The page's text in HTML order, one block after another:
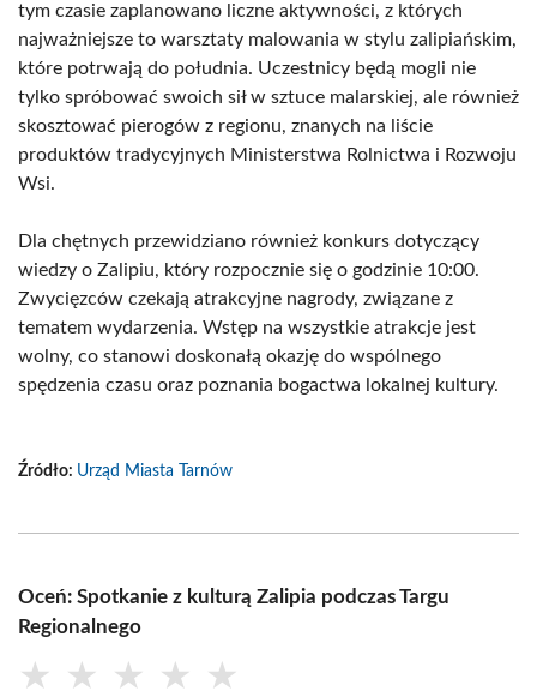
tym czasie zaplanowano liczne aktywności, z których
najważniejsze to warsztaty malowania w stylu zalipiańskim,
które potrwają do południa. Uczestnicy będą mogli nie
tylko spróbować swoich sił w sztuce malarskiej, ale również
skosztować pierogów z regionu, znanych na liście
produktów tradycyjnych Ministerstwa Rolnictwa i Rozwoju
Wsi.
Dla chętnych przewidziano również konkurs dotyczący
wiedzy o Zalipiu, który rozpocznie się o godzinie 10:00.
Zwycięzców czekają atrakcyjne nagrody, związane z
tematem wydarzenia. Wstęp na wszystkie atrakcje jest
wolny, co stanowi doskonałą okazję do wspólnego
spędzenia czasu oraz poznania bogactwa lokalnej kultury.
Źródło: Urząd Miasta Tarnów
Oceń: Spotkanie z kulturą Zalipia podczas Targu
Regionalnego
★ ★ ★ ★ ★